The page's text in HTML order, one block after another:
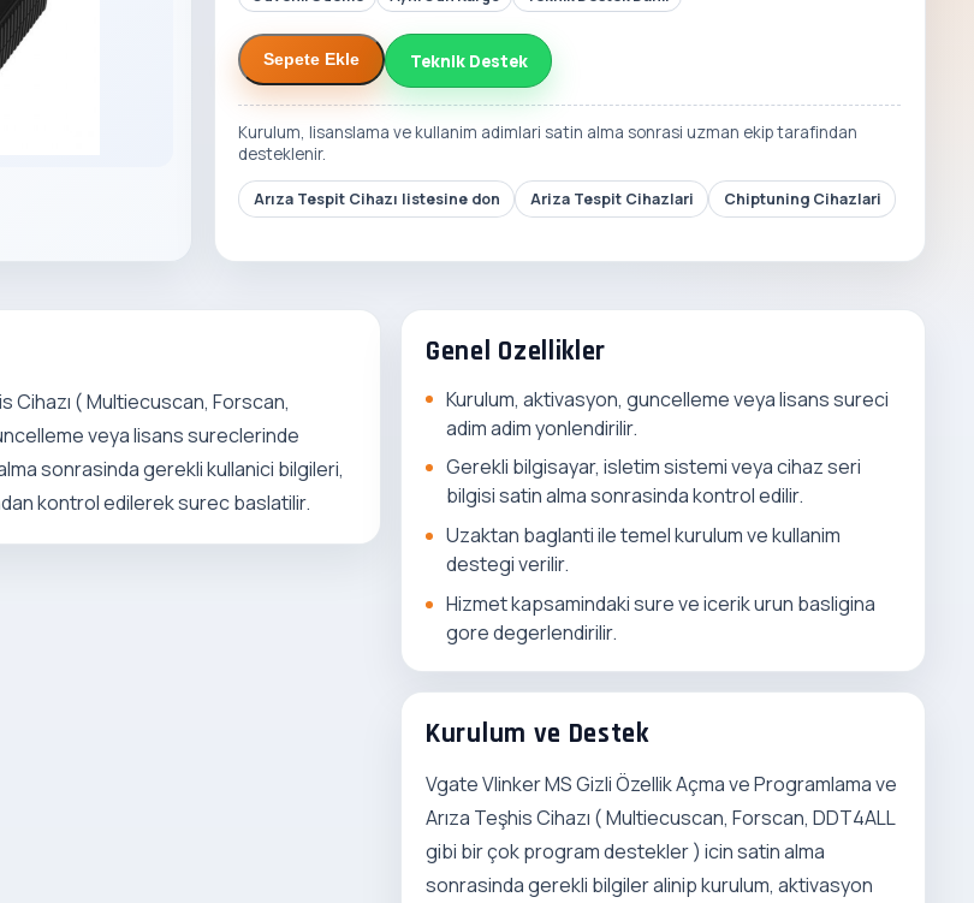
Sepete Ekle Teknik Destek
Kurulum, lisanslama ve kullanim adimlari satin alma sonrasi uzman ekip tarafindan
desteklenir.
Arıza Tespit Cihazı listesine don Ariza Tespit Cihazlari Chiptuning Cihazlari
Cihazı ( Multiecuscan, Forscan,
veya lisans sureclerinde
sonrasinda gerekli kullanici bilgileri,
kontrol edilerek surec baslatilir.
Genel Ozellikler
Kurulum, aktivasyon, guncelleme veya lisans sureci
adim adim yonlendirilir.
Gerekli bilgisayar, isletim sistemi veya cihaz seri
bilgisi satin alma sonrasinda kontrol edilir.
Uzaktan baglanti ile temel kurulum ve kullanim
destegi verilir.
Hizmet kapsamindaki sure ve icerik urun basligina
gore degerlendirilir.
Kurulum ve Destek
Vgate Vlinker MS Gizli Özellik Açma ve Programlama ve
Arıza Teşhis Cihazı ( Multiecuscan, Forscan, DDT4ALL
gibi bir çok program destekler ) icin satin alma
sonrasinda gerekli bilgiler alinip kurulum, aktivasyon